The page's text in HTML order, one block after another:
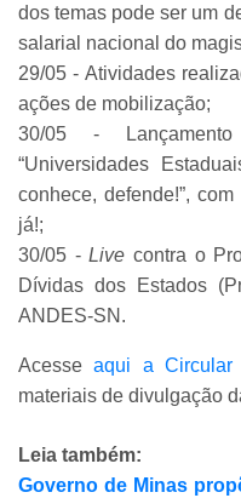
dos temas pode ser um
salarial nacional do
29/05 - Atividades
ações de mobilização;
30/05 -
“Universidades
conhece, defende!”,
já!;
30/05 -Livecontra o
Dívidas dos Estados
ANDES-SN.
Acesseaqui a Circular
materiais de divulgação
Leia também:
Governo de Minas